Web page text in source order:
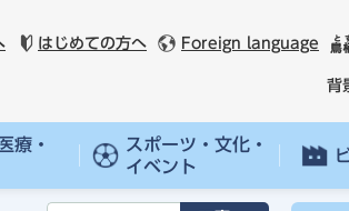
はじめての方へ Foreign language
背
療・
スポーツ・文化・
イベント